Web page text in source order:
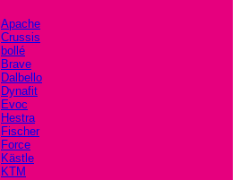
Apache
Crussis
bollé
Brave
Dalbello
Dynafit
Evoc
Hestra
Fischer
Force
Kästle
KTM